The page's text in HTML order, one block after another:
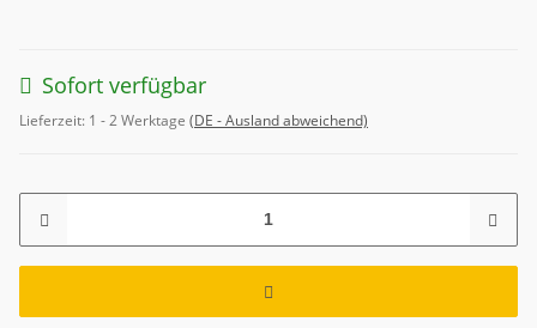
Sofort verfügbar
Lieferzeit: 1 - 2 Werktage (DE - Ausland abweichend)